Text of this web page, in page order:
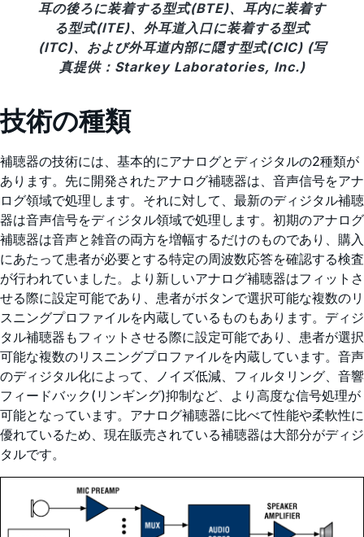
耳の後ろに装着する型式(BTE)、耳内に装着す
る型式(ITE)、外耳道入口に装着する型式
(ITC)、および外耳道内部に隠す型式(CIC) (写
真提供：Starkey Laboratories, Inc.)
技術の種類
補聴器の技術には、基本的にアナログとディジタルの2種類が
あります。先に開発されたアナログ補聴器は、音声信号をアナ
ログ領域で処理します。それに対して、最新のディジタル補聴
器は音声信号をディジタル領域で処理します。初期のアナログ
補聴器は音声と雑音の両方を増幅するだけのものであり、購入
にあたって患者が必要とする特定の周波数応答を確認する検査
が行われていました。より新しいアナログ補聴器はフィットさ
せる際に設定可能であり、患者がボタンで選択可能な複数のリ
スニングプロファイルを内蔵しているものもあります。ディジ
タル補聴器もフィットさせる際に設定可能であり、患者が選択
可能な複数のリスニングプロファイルを内蔵しています。音声
のディジタル化によって、ノイズ低減、フィルタリング、音響
フィードバック(リンギング)抑制など、より高度な信号処理が
可能となっています。アナログ補聴器に比べて性能や柔軟性に
優れているため、現在販売されている補聴器は大部分がディジ
タルです。